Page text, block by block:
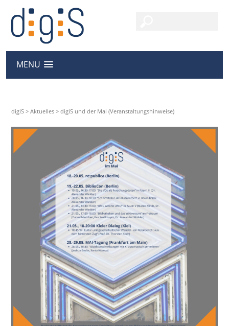
MENU
digiS >Aktuelles >digiS und der Mai (Veranstaltungshinweise)